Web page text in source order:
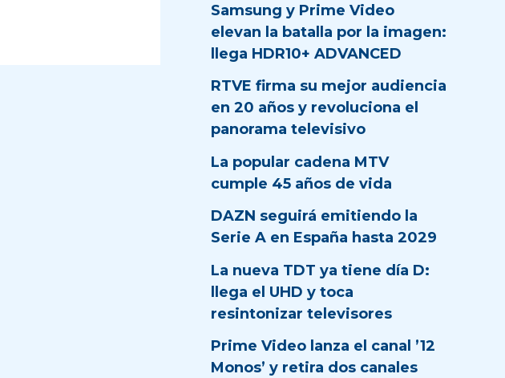
Samsung y Prime Video
elevan la batalla por la imagen:
llega HDR10+ ADVANCED
RTVE firma su mejor audiencia
en 20 años y revoluciona el
panorama televisivo
La popular cadena MTV
cumple 45 años de vida
DAZN seguirá emitiendo la
Serie A en España hasta 2029
La nueva TDT ya tiene día D:
llega el UHD y toca
resintonizar televisores
Prime Video lanza el canal ’12
Monos’ y retira dos canales